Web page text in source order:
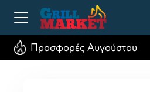
Προσφορές Αυγούστου